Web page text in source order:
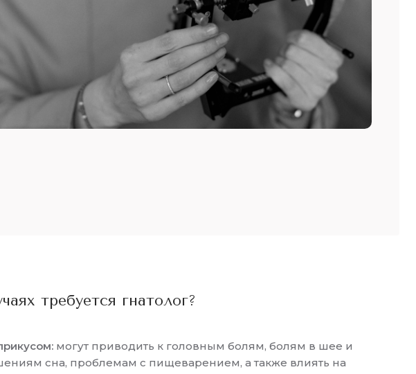
требуется гнатолог?
могут приводить к головным болям, болям в шее и
сна, проблемам с пищеварением, а также влиять на